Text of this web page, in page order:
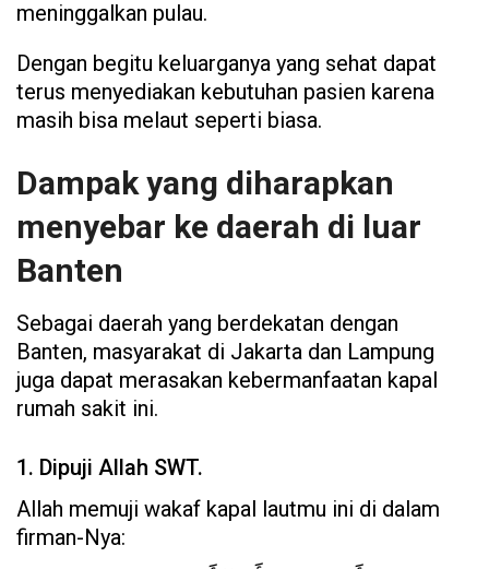
meninggalkan pulau.
Dengan begitu keluarganya yang sehat dapat
terus menyediakan kebutuhan pasien karena
masih bisa melaut seperti biasa.
Dampak yang diharapkan
menyebar ke daerah di luar
Banten
Sebagai daerah yang berdekatan dengan
Banten, masyarakat di Jakarta dan Lampung
juga dapat merasakan kebermanfaatan kapal
rumah sakit ini.
1. Dipuji Allah SWT.
Allah memuji wakaf kapal lautmu ini di dalam
firman-Nya: